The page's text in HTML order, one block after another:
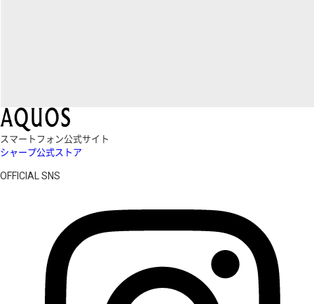
スマートフォン公式サイト
シャープ公式ストア
OFFICIAL SNS